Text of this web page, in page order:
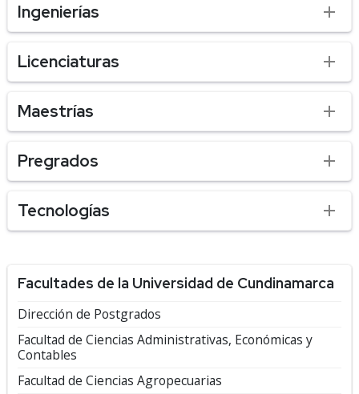
Ingenierías
Licenciaturas
Maestrías
Pregrados
Tecnologías
Facultades de la Universidad de Cundinamarca
Dirección de Postgrados
Facultad de Ciencias Administrativas, Económicas y
Contables
Facultad de Ciencias Agropecuarias